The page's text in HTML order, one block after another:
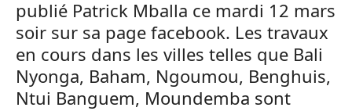
publié Patrick Mballa ce mardi 12 mars
soir sur sa page facebook. Les travaux
en cours dans les villes telles que Bali
Nyonga, Baham, Ngoumou, Benghuis,
Ntui Banguem, Moundemba sont